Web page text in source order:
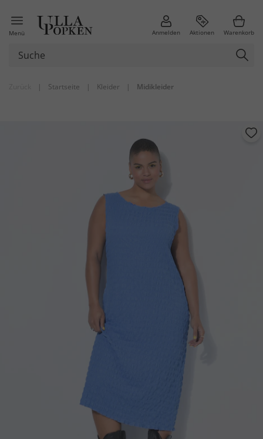
Menü Anmelden Aktionen Warenkorb
| Startseite | Kleider | Midikleider